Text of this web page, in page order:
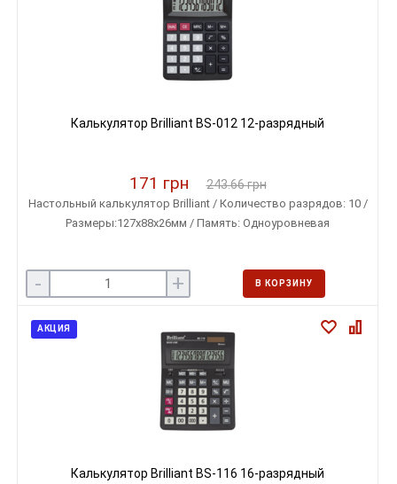
Калькулятор Brilliant BS-012 12-разрядный
171 грн 243.66 грн
Настольный калькулятор Brilliant / Количество разрядов: 10 /
Размеры:127х88х26мм / Память: Одноуровневая
- + В КОРЗИНУ
АКЦИЯ
Калькулятор Brilliant BS-116 16-разрядный